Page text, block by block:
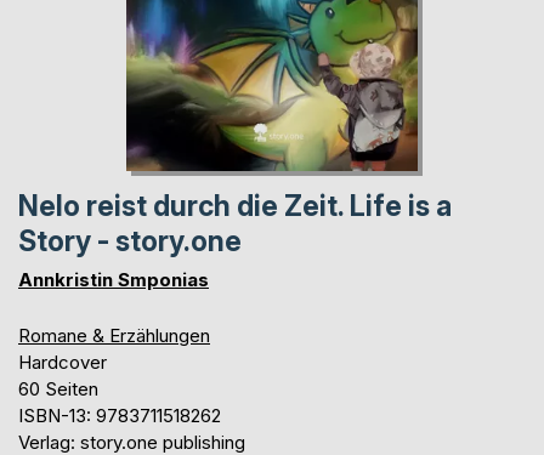
Nelo reist durch die Zeit. Life is a
Story - story.one
Annkristin Smponias
Romane & Erzählungen
Hardcover
60 Seiten
ISBN-13: 9783711518262
Verlag: story.one publishing